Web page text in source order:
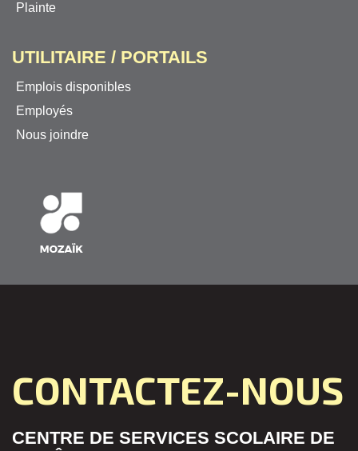
Plainte
UTILITAIRE / PORTAILS
Emplois disponibles
Employés
Nous joindre
CONTACTEZ-NOUS
CENTRE DE SERVICES SCOLAIRE DE